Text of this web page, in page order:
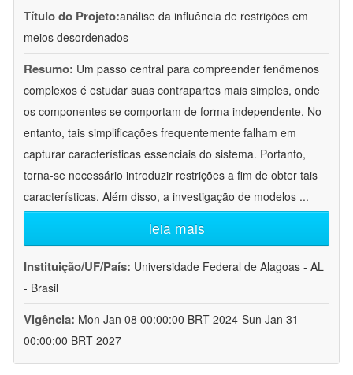
Título do Projeto:análise da influência de restrições em
meios desordenados
Resumo: Um passo central para compreender fenômenos
complexos é estudar suas contrapartes mais simples, onde
os componentes se comportam de forma independente. No
entanto, tais simplificações frequentemente falham em
capturar características essenciais do sistema. Portanto,
torna-se necessário introduzir restrições a fim de obter tais
características. Além disso, a investigação de modelos ...
leia mais
Instituição/UF/País: Universidade Federal de Alagoas - AL
- Brasil
Vigência: Mon Jan 08 00:00:00 BRT 2024-Sun Jan 31
00:00:00 BRT 2027